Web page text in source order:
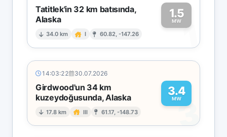
Tatitlek'in 32 km batısında,
Alaska
34.0 km I 60.82, -147.26
1.5
MW1
14:03:22 30.07.2026
Girdwood'un 34 km
kuzeydoğusunda, Alaska
17.8 km III 61.17, -148.73
3.4
MW
3